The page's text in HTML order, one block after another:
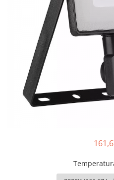
Lămpi de Birou
Oglinzi LED